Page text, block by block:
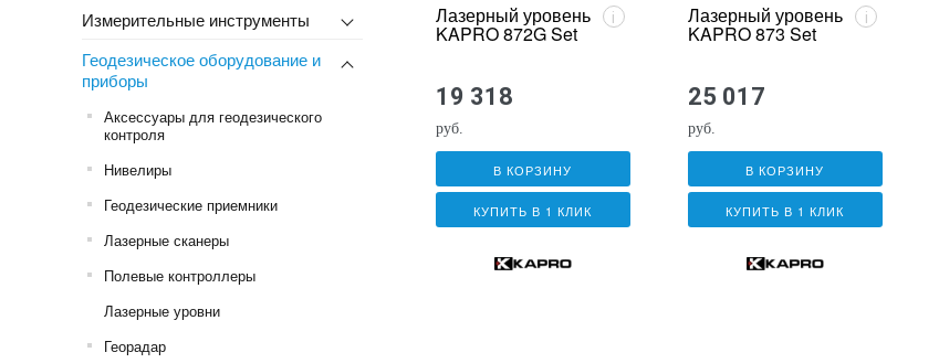
Измерительные инструменты
Геодезическое оборудование и
приборы
Аксессуары для геодезического
контроля
Нивелиры
Геодезические приемники
Лазерные сканеры
Полевые контроллеры
Лазерные уровни
Георадар
Лазерный уровень
KAPRO 872G Set
i
19 318
руб.
В КОРЗИНУ
КУПИТЬ В 1 КЛИК
Лазерный уровень
KAPRO 873 Set
i
25 017
руб.
В КОРЗИНУ
КУПИТЬ В 1 КЛИК